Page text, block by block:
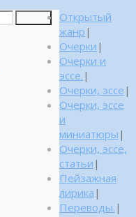
Открытый
жанр |
Очерки |
Очерки и
эссе. |
Очерки, эссе |
Очерки, эссе
и
миниатюры |
Очерки, эссе,
статьи |
Пейзажная
лирика |
Переводы. |